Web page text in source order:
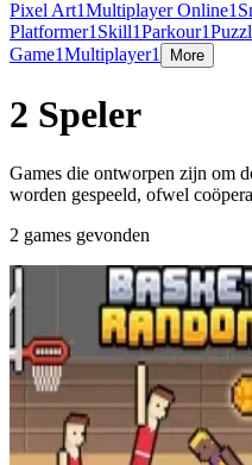
Pixel Art1Multiplayer Online1
Platformer1 Skill1Parkour1
Game1Multiplayer1 More
2 Speler
Games die ontworpen zijn om
worden gespeeld, ofwel
2 games gevonden